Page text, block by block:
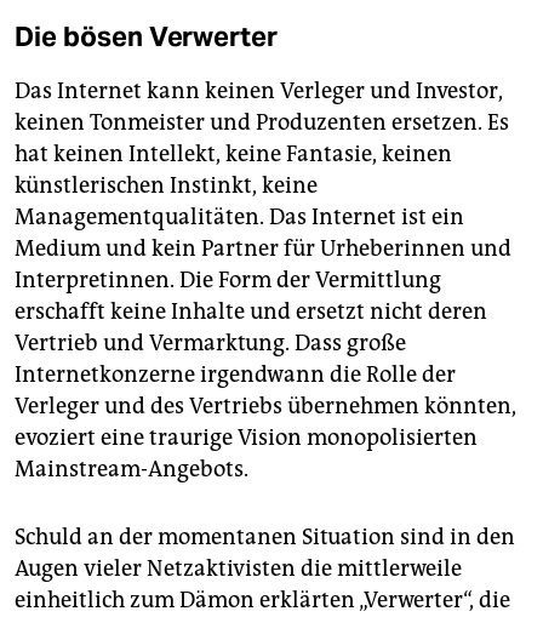
Die bösen Verwerter
Das Internet kann keinen Verleger und Investor,
keinen Tonmeister und Produzenten ersetzen. Es
hat keinen Intellekt, keine Fantasie, keinen
künstlerischen Instinkt, keine
Managementqualitäten. Das Internet ist ein
Medium und kein Partner für Urheberinnen und
Interpretinnen. Die Form der Vermittlung
erschafft keine Inhalte und ersetzt nicht deren
Vertrieb und Vermarktung. Dass große
Internetkonzerne irgendwann die Rolle der
Verleger und des Vertriebs übernehmen könnten,
evoziert eine traurige Vision monopolisierten
Mainstream-Angebots.
Schuld an der momentanen Situation sind in den
Augen vieler Netzaktivisten die mittlerweile
einheitlich zum Dämon erklärten „Verwerter“, die